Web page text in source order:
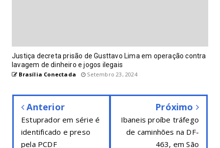
Justiça decreta prisão de Gusttavo Lima em operação contra
lavagem de dinheiro e jogos ilegais
Brasília Conectada Setembro 23, 2024
Anterior
Estuprador em série é
identificado e preso
pela PCDF
Próximo
Ibaneis proíbe tráfego
de caminhões na DF-
463, em São